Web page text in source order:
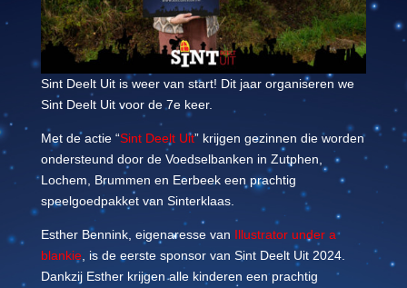
Sint Deelt Uit is weer van start! Dit jaar organiseren we
Sint Deelt Uit voor de 7e keer.
Met de actie “Sint Deelt Uit” krijgen gezinnen die worden
ondersteund door de Voedselbanken in Zutphen,
Lochem, Brummen en Eerbeek een prachtig
speelgoedpakket van Sinterklaas.
Esther Bennink, eigenaresse van Illustrator under a
blankie, is de eerste sponsor van Sint Deelt Uit 2024.
Dankzij Esther krijgen alle kinderen een prachtig